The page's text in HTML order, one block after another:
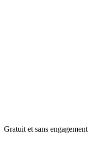
Gratuit et sans engagement